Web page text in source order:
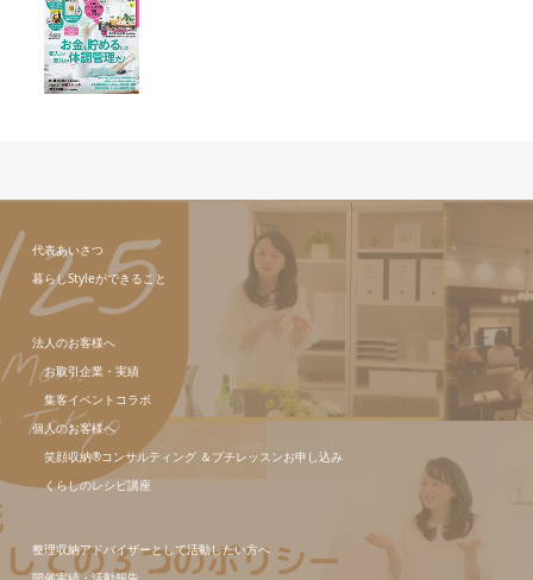
代表あいさつ
暮らしStyleができること
法人のお客様へ
お取引企業・実績
集客イベントコラボ
個人のお客様へ
笑顔収納®コンサルティング ＆プチレッスンお申し込み
くらしのレシピ講座
整理収納アドバイザーとして活動したい方へ